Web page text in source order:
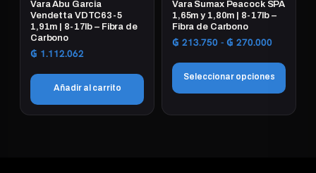
página
de
en
página
de
producto
Vara Abu Garcia
Vendetta VDTC63-5
1,91m | 8-17lb – Fibra de
Carbono
₲ 1.112.062
Añadir al carrito
Vara Sumax Peacock SPA
1,65m y 1,80m | 8-17lb –
Fibra de Carbono
₲ 213.750 - ₲ 270.000Rango
precios:
desde
₲
hasta
Seleccionar opciones
Este